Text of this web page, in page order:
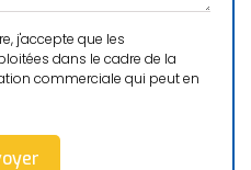
j'accepte que les
dans le cadre de la
commerciale qui peut en